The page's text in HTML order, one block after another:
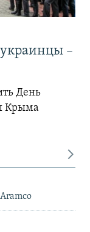
–
День
Крыма